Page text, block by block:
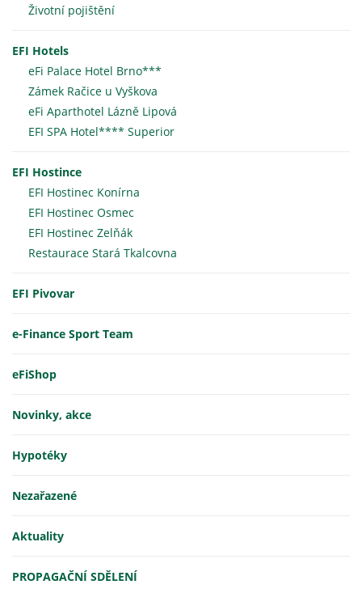
Životní pojištění
EFI Hotels
eFi Palace Hotel Brno***
Zámek Račice u Vyškova
eFi Aparthotel Lázně Lipová
EFI SPA Hotel**** Superior
EFI Hostince
EFI Hostinec Konírna
EFI Hostinec Osmec
EFI Hostinec Zelňák
Restaurace Stará Tkalcovna
EFI Pivovar
e-Finance Sport Team
eFiShop
Novinky, akce
Hypotéky
Nezařazené
Aktuality
PROPAGAČNÍ SDĚLENÍ